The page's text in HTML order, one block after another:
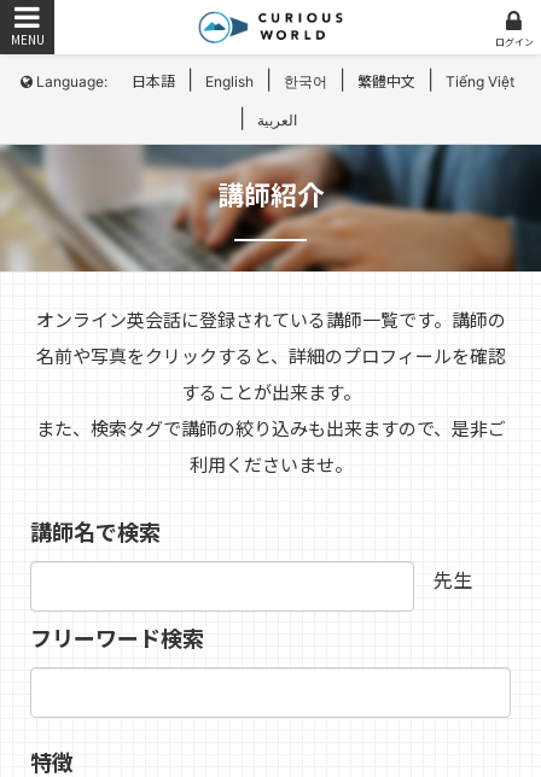
Language: 日本語 English 한국어 繁體中文 Tiếng Việt
العربية
ログイン
講師紹介
オンライン英会話に登録されている講師一覧です。講師の
名前や写真をクリックすると、詳細のプロフィールを確認
することが出来ます。
また、検索タグで講師の絞り込みも出来ますので、是非ご
利用くださいませ。
講師名で検索
先生
フリーワード検索
特徴